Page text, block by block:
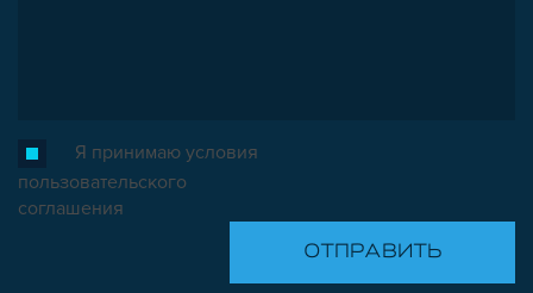
Я принимаю условия
пользовательского
соглашения